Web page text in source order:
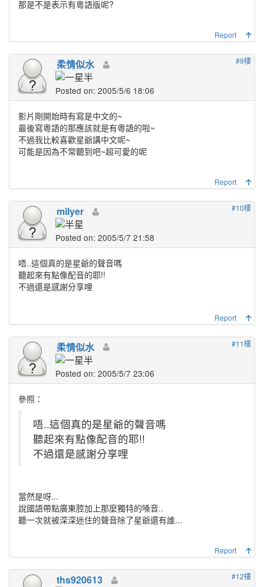
那是不是表示有粵語版呢?
Report
#9樓
柔情似水
Posted on: 2005/5/6 18:06
影片剛開始時有寫是中文的~
最後寫粵語的那應該就是有粵語的啦~
不過我比較喜歡星爺講中文呢~
可能是因為不常聽到吧~超可愛的呢
Report
#10樓
milyer
Posted on: 2005/5/7 21:58
唔..這個真的是星爺的聲音嗎
聽起來有點像配音的耶!!
不過還是感謝分享哩
Report
#11樓
柔情似水
Posted on: 2005/5/7 23:06
參照：
唔..這個真的是星爺的聲音嗎
聽起來有點像配音的耶!!
不過還是感謝分享哩
當然是呀...
說國語帶點廣東腔加上那麼獨特的嗓音..
聽一次就被深深迷住的聲音除了星爺還有誰...
Report
#12樓
ths920613